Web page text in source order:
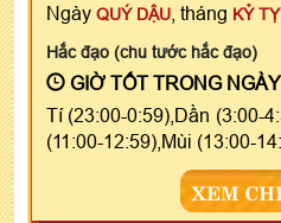
Ngày QUÝ DẬU , tháng KỶ TỴ
Hắc đạo (chu tước hắc đạo)
GIỜ TỐT TRONG
Tí (23:00-0:59),Dần (3:00-
(11:00-12:59),Mùi (13:00-
XEM